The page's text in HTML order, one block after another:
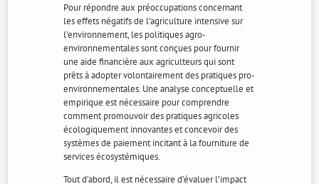
Pour répondre aux préoccupations concernant
les effets négatifs de l’agriculture intensive sur
l’environnement, les politiques agro-
environnementales sont conçues pour fournir
une aide financière aux agriculteurs qui sont
prêts à adopter volontairement des pratiques pro-
environnementales. Une analyse conceptuelle et
empirique est nécessaire pour comprendre
comment promouvoir des pratiques agricoles
écologiquement innovantes et concevoir des
systèmes de paiement incitant à la fourniture de
services écosystémiques.
Tout d’abord, il est nécessaire d’évaluer l’impact